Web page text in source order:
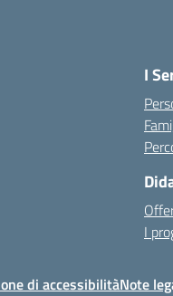
I
I
di accessibilitàNote